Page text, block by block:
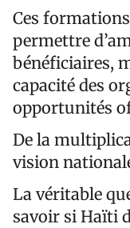
Ces
permettre
bénéficiaires,
capacité des
opportunités
De la
vision
La véritable
savoir si Haïti